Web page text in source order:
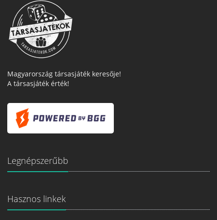
Magyarország társasjáték keresője!
A társasjáték érték!
Legnépszerűbb
Hasznos linkek